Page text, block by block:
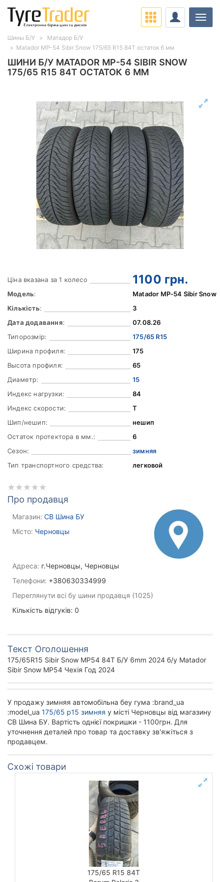
ШИНИ Б/У MATADOR MP-54 SIBIR SNOW
175/65 R15 84T ОСТАТОК 6 ММ
Ціна вказана за 1 колесо 1100 грн.
Модель:
Matador MP-54 Sibir Snow
Кількість:
3
Дата додавання:
07.08.26
Типорозмір:
175/65 R15
Ширина профиля:
175
Высота профиля:
65
Диаметр:
15
Индекс нагрузки:
84
Индекс скорости:
T
Шип/нешип:
нешип
Остаток протектора в мм.:
6
Сезон:
зимняя
Тип транспортного средства:
легковой
Про продавця
Магазин: СВ Шина БУ
Місто: Черновцы
Адреса: г.Черновцы, Черновцы
Телефони: +380630334999
Переглянути всі бу шини продавця (1025)
Кількість відгуків: 0
Текст Оголошення
175/65R15 Sibir Snow MP54 84T Б/У 6mm 2024 б/у Matador
Sibir Snow MP54 Чехія Год 2024
У продажу зимняя автомобільна беу гума :brand_ua
:model_ua 175/65 р15 зимняя у місті Черновцы від магазину
СВ Шина БУ. Вартість однієї покришки - 1100грн. Для
уточнення деталей про товар та доставку зв'яжіться з
продавцем.
Схожі товари
175/65 R15 84T
Шины Б/У
Матадор Б/У
Matador MP-54 Sibir Snow 175/65 R15 84T остаток 6 мм